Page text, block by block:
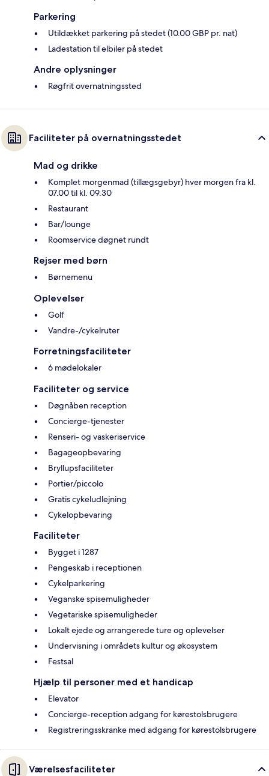
Parkering
Utildækket parkering på stedet (10.00 GBP pr. nat)
Ladestation til elbiler på stedet
Andre oplysninger
Røgfrit overnatningssted
Faciliteter på overnatningsstedet
Mad og drikke
Komplet morgenmad (tillægsgebyr) hver morgen fra kl.
07.00 til kl. 09.30
Restaurant
Bar/lounge
Roomservice døgnet rundt
Rejser med børn
Børnemenu
Oplevelser
Golf
Vandre-/cykelruter
Forretningsfaciliteter
6 mødelokaler
Faciliteter og service
Døgnåben reception
Concierge-tjenester
Renseri- og vaskeriservice
Bagageopbevaring
Bryllupsfaciliteter
Portier/piccolo
Gratis cykeludlejning
Cykelopbevaring
Faciliteter
Bygget i 1287
Pengeskab i receptionen
Cykelparkering
Veganske spisemuligheder
Vegetariske spisemuligheder
Lokalt ejede og arrangerede ture og oplevelser
Undervisning i områdets kultur og økosystem
Festsal
Hjælp til personer med et handicap
Elevator
Concierge-reception adgang for kørestolsbrugere
Registreringsskranke med adgang for kørestolsbrugere
Værelsesfaciliteter